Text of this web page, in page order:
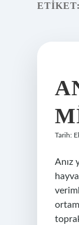
ETIKET:
Tarih:
Anız